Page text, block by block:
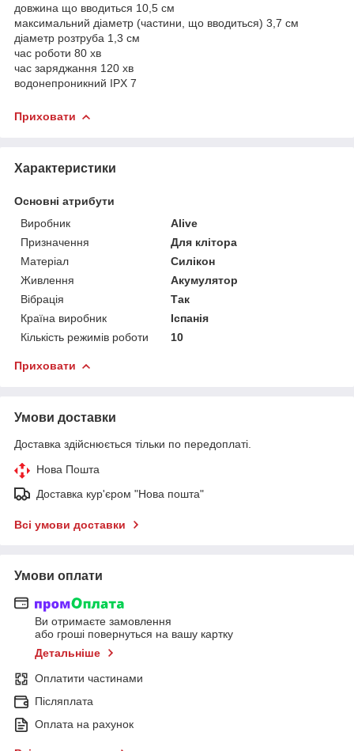
довжина що вводиться 10,5 см
максимальний діаметр (частини, що вводиться) 3,7 см
діаметр розтруба 1,3 см
час роботи 80 хв
час заряджання 120 хв
водонепроникний IPX 7
Приховати
Характеристики
Основні атрибути
Виробник
Alive
Призначення
Для клітора
Матеріал
Силікон
Живлення
Акумулятор
Вібрація
Так
Країна виробник
Іспанія
Кількість режимів роботи
10
Приховати
Умови доставки
Доставка здійснюється тільки по передоплаті.
Нова Пошта
Доставка кур'єром "Нова пошта"
Всі умови доставки
Умови оплати
Ви отримаєте замовлення
або гроші повернуться на вашу картку
Детальніше
Оплатити частинами
Післяплата
Оплата на рахунок